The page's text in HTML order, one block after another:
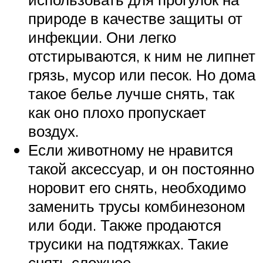
природе в качестве защиты от
инфекции. Они легко
отстирываются, к ним не липнет
грязь, мусор или песок. Но дома
такое белье лучше снять, так
как оно плохо пропускает
воздух.
Если животному не нравится
такой аксессуар, и он постоянно
норовит его снять, необходимо
заменить трусы комбинезоном
или боди. Также продаются
трусики на подтяжках. Такие